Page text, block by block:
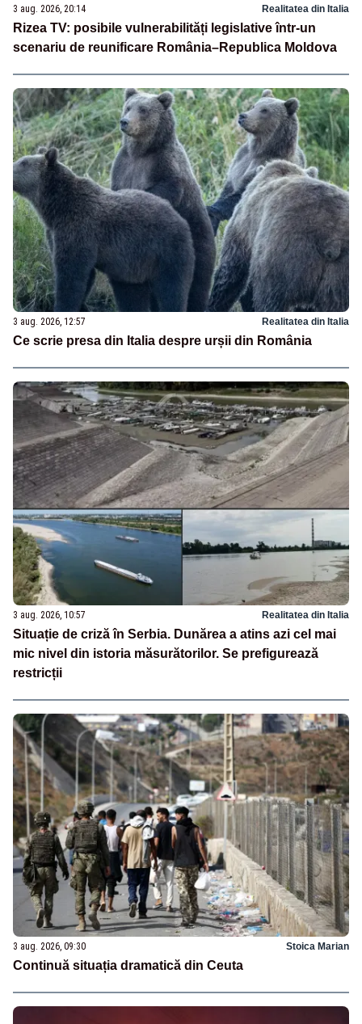
3 aug. 2026, 20:14 Realitatea din Italia
Rizea TV: posibile vulnerabilități legislative într-un
scenariu de reunificare România–Republica Moldova
3 aug. 2026, 12:57 Realitatea din Italia
Ce scrie presa din Italia despre urșii din România
3 aug. 2026, 10:57 Realitatea din Italia
Situație de criză în Serbia. Dunărea a atins azi cel mai
mic nivel din istoria măsurătorilor. Se prefigurează
restricții
3 aug. 2026, 09:30 Stoica Marian
Continuă situația dramatică din Ceuta